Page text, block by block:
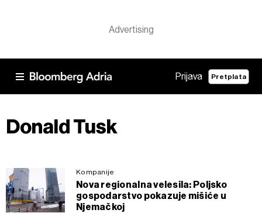
Prijava Pretplata
Donald Tusk
Kompanije
Nova regionalna velesila: Poljsko
gospodarstvo pokazuje mišiće u
Njemačkoj